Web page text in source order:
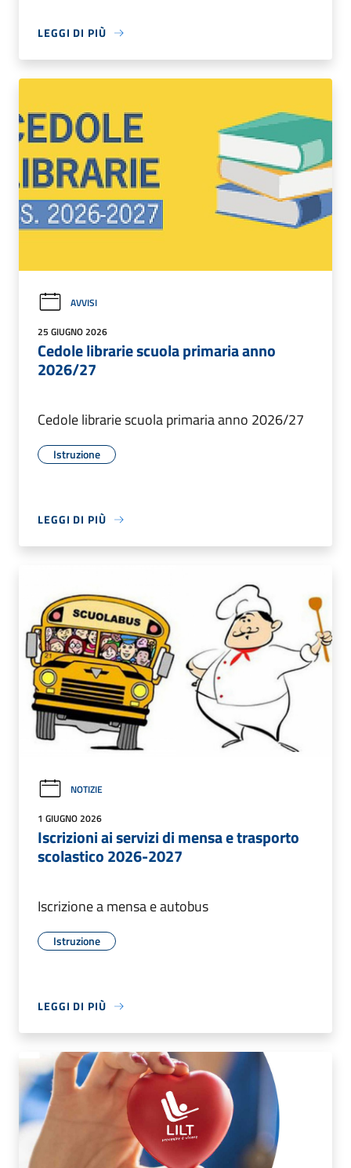
LEGGI DI PIÙ
AVVISI
25 GIUGNO 2026
Cedole librarie scuola primaria anno
2026/27
Cedole librarie scuola primaria anno 2026/27
Istruzione
LEGGI DI PIÙ
NOTIZIE
1 GIUGNO 2026
Iscrizioni ai servizi di mensa e trasporto
scolastico 2026-2027
Iscrizione a mensa e autobus
Istruzione
LEGGI DI PIÙ